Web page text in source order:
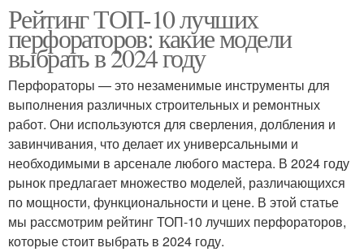
Рейтинг ТОП-10 лучших
перфораторов: какие модели
выбрать в 2024 году
Перфораторы — это незаменимые инструменты для
выполнения различных строительных и ремонтных
работ. Они используются для сверления, долбления и
завинчивания, что делает их универсальными и
необходимыми в арсенале любого мастера. В 2024 году
рынок предлагает множество моделей, различающихся
по мощности, функциональности и цене. В этой статье
мы рассмотрим рейтинг ТОП-10 лучших перфораторов,
которые стоит выбрать в 2024 году.